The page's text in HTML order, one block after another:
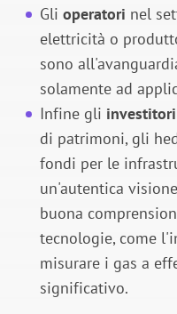
Gli operatori nel
elettricità o
sono
solamente ad
Infine gli investitori
di patrimoni, gli
fondi per le
un'autentica
buona
tecnologie, come
misurare i gas a
significativo.